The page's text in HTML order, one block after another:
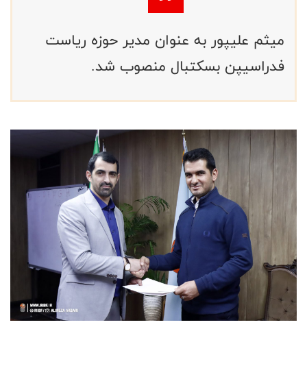
میثم علیپور به عنوان مدیر حوزه ریاست
فدراسیپن بسکتبال منصوب شد.